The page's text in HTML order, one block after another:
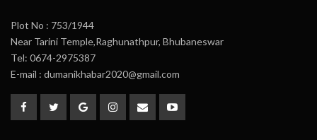
Plot No : 753/1944
Near Tarini Temple,Raghunathpur, Bhubaneswar
Tel: 0674-2975387
E-mail : dumanikhabar2020@gmail.com